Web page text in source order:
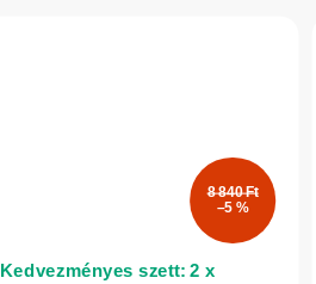
8 840 Ft
–5 %
Kedvezményes szett: 2 x